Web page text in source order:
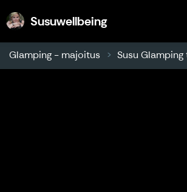
SusuwellbeingSusuwellbeing
Glamping - majoitus Susu